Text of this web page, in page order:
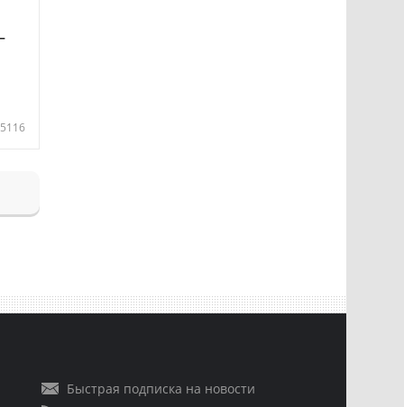
5116
Быстрая подписка на новости